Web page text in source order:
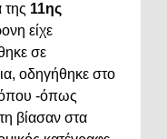
11ης
είχε
σε
οδηγήθηκε στο
-όπως
βίασαν στα